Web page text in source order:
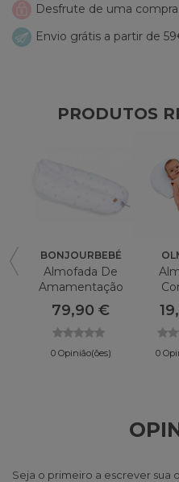
Desfrute de uma
Envio grátis a partir de
PRODUTOS
BONJOURBEBÉ
Almofada De
Amamentação
Bonjourbebe
Montana
79,90 €
0 Opinião(ões) 0
Seja o primeiro a escrever sua